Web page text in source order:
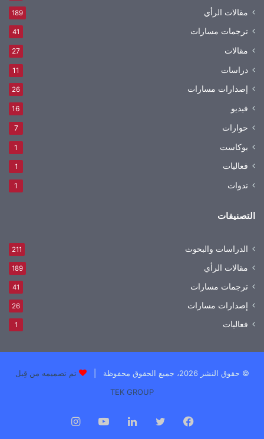
مقالات الرأي 189
ترجمات مسارات 41
مقالات 27
دراسات 11
إصدارات مسارات 26
فيديو 16
حوارات 7
بوكاست 1
فعاليات 1
ندوات 1
التصنيفات
الدراسات والبحوث 211
مقالات الرأي 189
ترجمات مسارات 41
إصدارات مسارات 26
فعاليات 1
© حقوق النشر 2026، جميع الحقوق محفوظة |
تم تصميمه من قِبل
TEK GROUP
فيسبوك تويتر لينكدإن يوتيوب